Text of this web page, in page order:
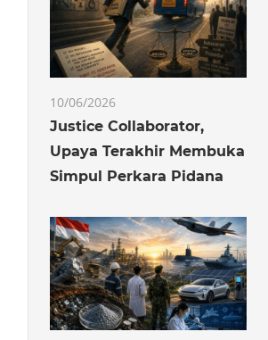
10/06/2026
Justice Collaborator,
Upaya Terakhir Membuka
Simpul Perkara Pidana